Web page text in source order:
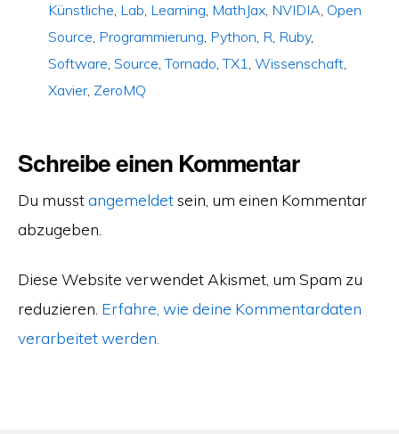
Künstliche, Lab, Learning, MathJax, NVIDIA, Open
Source, Programmierung, Python, R, Ruby,
Software, Source,Tornado,TX1, Wissenschaft,
Xavier, ZeroMQ
Schreibe einen Kommentar
Du musstangemeldetsein, um einen Kommentar
abzugeben.
Diese Website verwendet Akismet, um Spam zu
reduzieren. Erfahre, wie deine Kommentardaten
verarbeitet werden.